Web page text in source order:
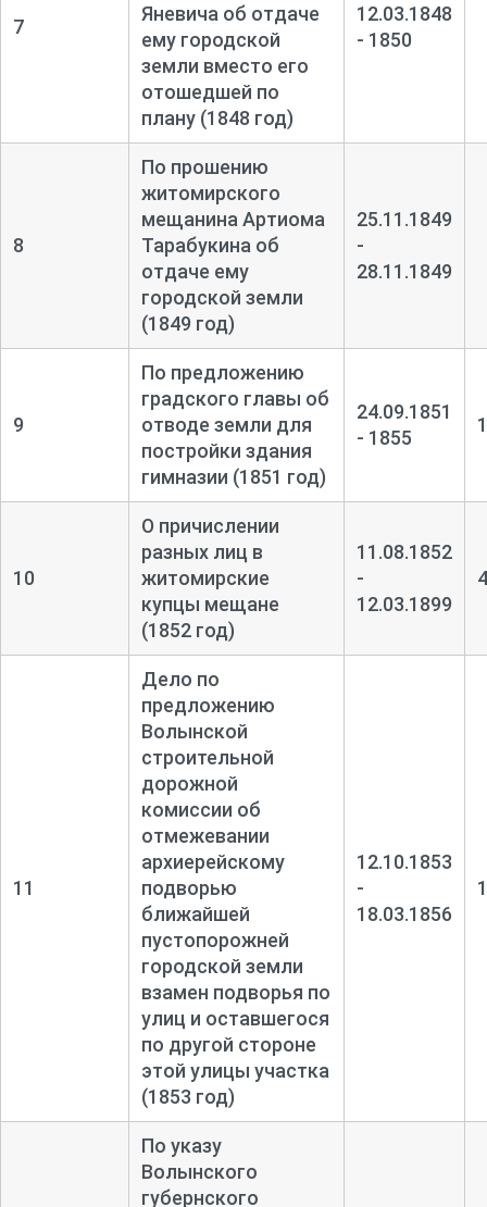
7
Яневича об отдаче
ему городской
земли вместо его
отошедшей по
плану (1848 год)
12.03.1848
- 1850
8
По прошению
житомирского
мещанина Артиома
Тарабукина об
отдаче ему
городской земли
(1849 год)
25.11.1849
-
28.11.1849
9
По предложению
градского главы об
отводе земли для
постройки здания
гимназии (1851 год)
24.09.1851
- 1855
10
О причислении
разных лиц в
житомирские
купцы мещане
(1852 год)
11.08.1852
-
12.03.1899
11
Дело по
предложению
Волынской
строительной
дорожной
комиссии об
отмежевании
архиерейскому
подворью
ближайшей
пустопорожней
городской земли
взамен подворья по
улиц и оставшегося
по другой стороне
этой улицы участка
(1853 год)
12.10.1853
-
18.03.1856
По указу
Волынского
губернского